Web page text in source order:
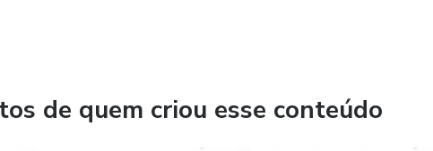
de quem criou esse conteúdo